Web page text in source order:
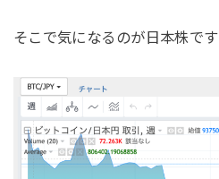
そこで気になるのが日本株です